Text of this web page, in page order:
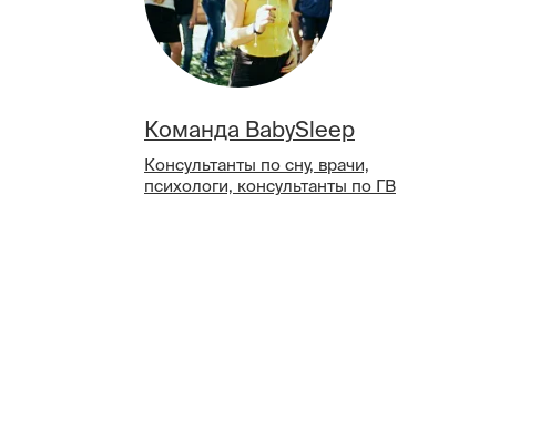
Команда BabySleep
Консультанты по сну, врачи,
психологи, консультанты по ГВ